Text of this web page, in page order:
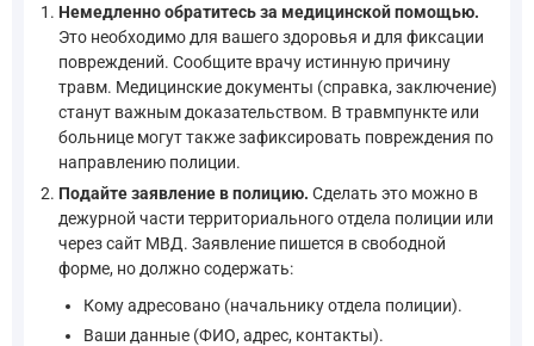
Немедленно обратитесь за медицинской помощью.
Это необходимо для вашего здоровья и для фиксации
повреждений. Сообщите врачу истинную причину
травм. Медицинские документы (справка, заключение)
станут важным доказательством. В травмпункте или
больнице могут также зафиксировать повреждения по
направлению полиции.
Подайте заявление в полицию. Сделать это можно в
дежурной части территориального отдела полиции или
через сайт МВД. Заявление пишется в свободной
форме, но должно содержать:
Кому адресовано (начальнику отдела полиции).
Ваши данные (ФИО, адрес, контакты).